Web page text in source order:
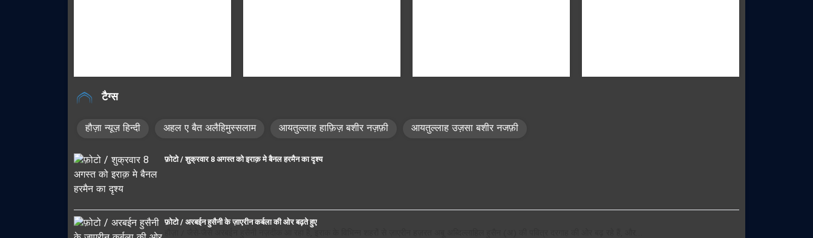
टैग्स
हौज़ा न्यूज़ हिन्दी अहल ए बैत अलैहिमुस्सलाम आयतुल्लाह हाफ़िज़ बशीर नज़फ़ी आयतुल्लाह उज़सा बशीर नजफ़ी
फ़ोटो / शुक्रवार 8 अगस्त को इराक़ मे बैनल हरमैन का दृश्य
फ़ोटो / अरबईन हुसैनी के ज़ाएरीन कर्बला की ओर बढ़ते हुए